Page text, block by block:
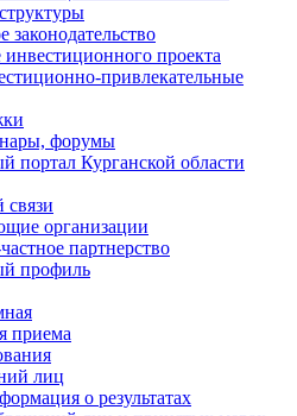
проекта
привлекательные
форумы
портал Курганской области
связи
организации
партнерство
профиль
приема
лиц
о результатах